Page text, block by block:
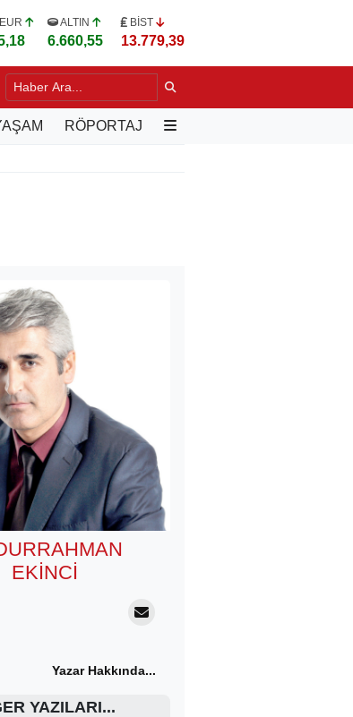
EUR ALTIN
6.660,55
BİST
13.779,39
SON UYARI 1 SAAT ÖNCE
RÖPORTAJ
EKINCI
Yazar Hakkında...
YAZILARI...